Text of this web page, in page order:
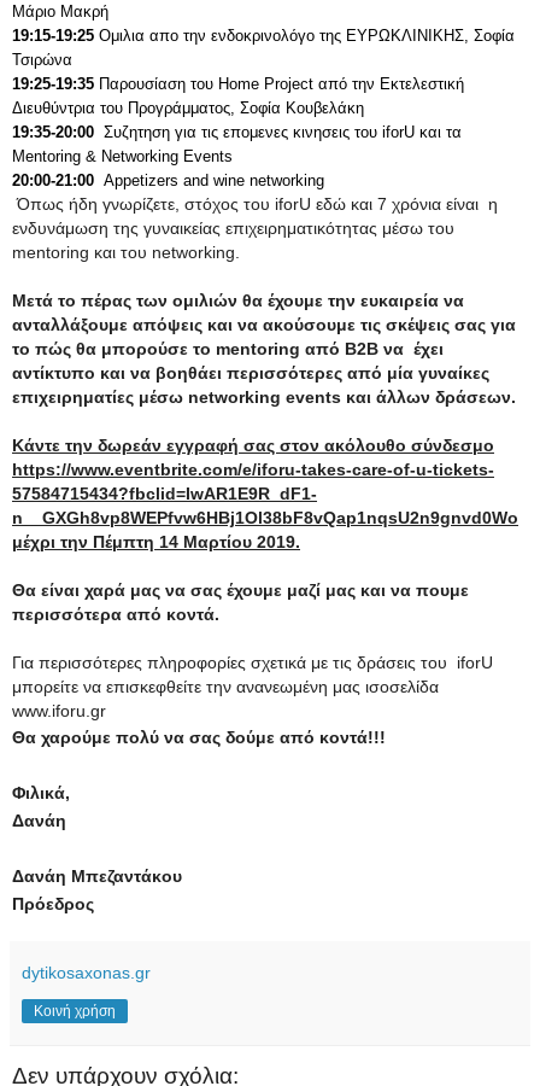
Μάριο Μακρή
19:15-19:25 Ομιλια απο την ενδoκρινολόγο της ΕΥΡΩΚΛΙΝΙΚΗΣ, Σοφία
Τσιρώνα
19:25-19:35 Παρουσίαση του Home Project από την Εκτελεστική
Διευθύντρια του Προγράμματος, Σοφία Κουβελάκη
19:35-20:00 Συζητηση για τις επομενες κινησεις του iforU και τα
Mentoring & Networking Events
20:00-21:00 Appetizers and wine networking
Όπως ήδη γνωρίζετε, στόχος του iforU εδώ και 7 χρόνια είναι η
ενδυνάμωση της γυναικείας επιχειρηματικότητας μέσω του
mentoring και του networking.
Μετά το πέρας των ομιλιών θα έχουμε την ευκαιρεία να
ανταλλάξουμε απόψεις και να ακούσουμε τις σκέψεις σας για
το πώς θα μπορούσε το mentoring από Β2Β να έχει
αντίκτυπο και να βοηθάει περισσότερες από μία γυναίκες
επιχειρηματίες μέσω networking events και άλλων δράσεων.
Κάντε την δωρεάν εγγραφή σας στον ακόλουθο σύνδεσμο
https://www.eventbrite.com/e/iforu-takes-care-of-u-tickets-
57584715434?fbclid=IwAR1E9R_dF1-
n__GXGh8vp8WEPfvw6HBj1Ol38bF8vQap1nqsU2n9gnvd0Wo
μέχρι την Πέμπτη 14 Μαρτίου 2019.
Θα είναι χαρά μας να σας έχουμε μαζί μας και να πουμε
περισσότερα από κοντά.
Για περισσότερες πληροφορίες σχετικά με τις δράσεις του iforU
μπορείτε να επισκεφθείτε την ανανεωμένη μας ισοσελίδα
www.iforu.gr
Θα χαρούμε πολύ να σας δούμε από κοντά!!!
Φιλικά,
Δανάη
Δανάη Μπεζαντάκου
Πρόεδρος
dytikosaxonas.gr
Κοινή χρήση
Δεν υπάρχουν σχόλια: